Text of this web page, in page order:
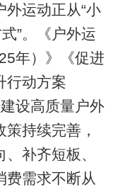
运动正从“小
”。《户外运
年）》《促进
行动方案
设高质量户外
持续完善，
补齐短板、
费需求不断从